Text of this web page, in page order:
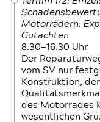
Motorrädern:
Gutachten
8.30—16.30 Uhr
Der
vom SV nur
Konstruktion,
des Motorrades
wesentlichen